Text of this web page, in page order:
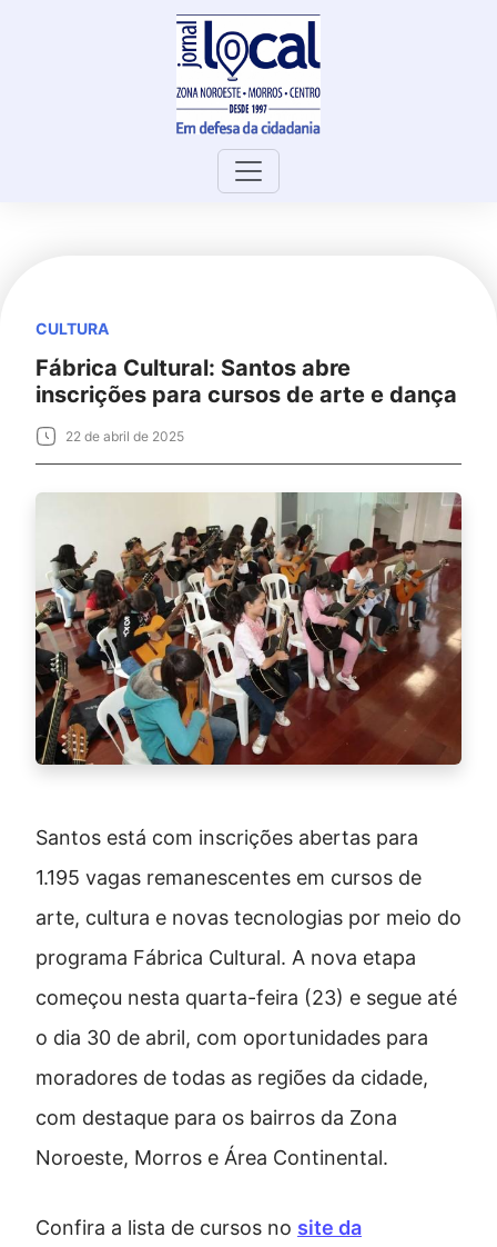
CULTURA
Fábrica Cultural: Santos abre
inscrições para cursos de arte e dança
22 de abril de 2025
Santos está com inscrições abertas para
1.195 vagas remanescentes em cursos de
arte, cultura e novas tecnologias por meio do
programa Fábrica Cultural. A nova etapa
começou nesta quarta-feira (23) e segue até
o dia 30 de abril, com oportunidades para
moradores de todas as regiões da cidade,
com destaque para os bairros da Zona
Noroeste, Morros e Área Continental.
Confira a lista de cursos no site da